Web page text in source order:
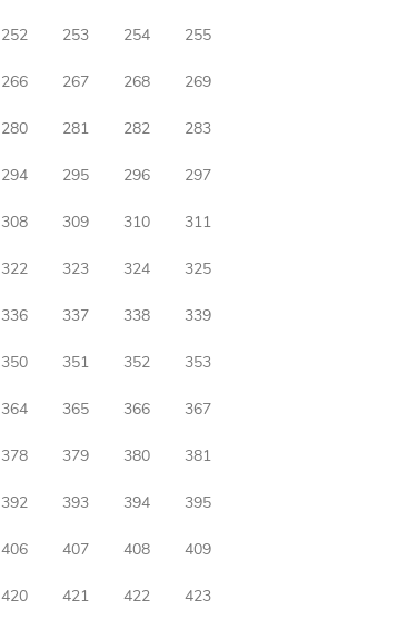
252 253 254 255
266 267 268 269
280 281 282 283
294 295 296 297
308 309 310 311
322 323 324 325
336 337 338 339
350 351 352 353
364 365 366 367
378 379 380 381
392 393 394 395
406 407 408 409
420 421 422 423